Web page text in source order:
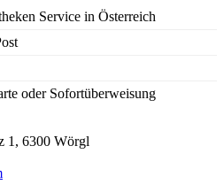
Service in Österreich
oder Sofortüberweisung
1, 6300 Wörgl